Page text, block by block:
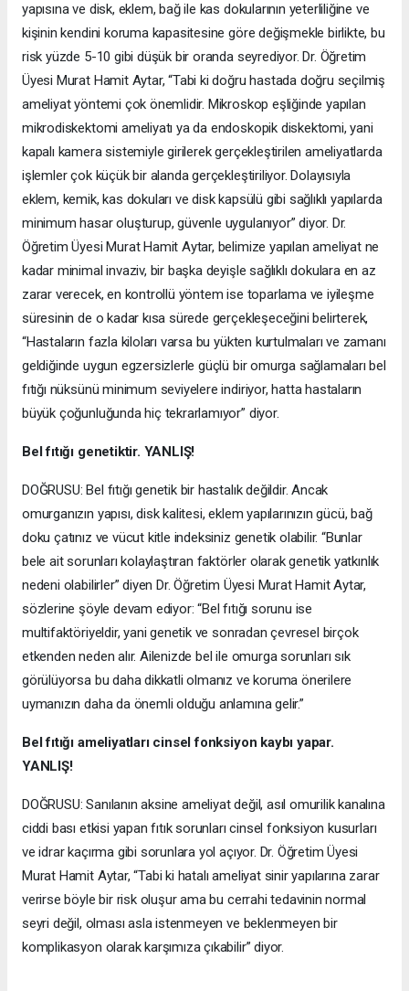
yapısına ve disk, eklem, bağ ile kas dokularının yeterliliğine ve
kişinin kendini koruma kapasitesine göre değişmekle birlikte, bu
risk yüzde 5-10 gibi düşük bir oranda seyrediyor. Dr. Öğretim
Üyesi Murat Hamit Aytar, “Tabi ki doğru hastada doğru seçilmiş
ameliyat yöntemi çok önemlidir. Mikroskop eşliğinde yapılan
mikrodiskektomi ameliyatı ya da endoskopik diskektomi, yani
kapalı kamera sistemiyle girilerek gerçekleştirilen ameliyatlarda
işlemler çok küçük bir alanda gerçekleştiriliyor. Dolayısıyla
eklem, kemik, kas dokuları ve disk kapsülü gibi sağlıklı yapılarda
minimum hasar oluşturup, güvenle uygulanıyor” diyor. Dr.
Öğretim Üyesi Murat Hamit Aytar, belimize yapılan ameliyat ne
kadar minimal invaziv, bir başka deyişle sağlıklı dokulara en az
zarar verecek, en kontrollü yöntem ise toparlama ve iyileşme
süresinin de o kadar kısa sürede gerçekleşeceğini belirterek,
“Hastaların fazla kiloları varsa bu yükten kurtulmaları ve zamanı
geldiğinde uygun egzersizlerle güçlü bir omurga sağlamaları bel
fıtığı nüksünü minimum seviyelere indiriyor, hatta hastaların
büyük çoğunluğunda hiç tekrarlamıyor” diyor.
Bel fıtığı genetiktir. YANLIŞ!
DOĞRUSU: Bel fıtığı genetik bir hastalık değildir. Ancak
omurganızın yapısı, disk kalitesi, eklem yapılarınızın gücü, bağ
doku çatınız ve vücut kitle indeksiniz genetik olabilir. “Bunlar
bele ait sorunları kolaylaştıran faktörler olarak genetik yatkınlık
nedeni olabilirler” diyen Dr. Öğretim Üyesi Murat Hamit Aytar,
sözlerine şöyle devam ediyor: “Bel fıtığı sorunu ise
multifaktöriyeldir, yani genetik ve sonradan çevresel birçok
etkenden neden alır. Ailenizde bel ile omurga sorunları sık
görülüyorsa bu daha dikkatli olmanız ve koruma önerilere
uymanızın daha da önemli olduğu anlamına gelir.”
Bel fıtığı ameliyatları cinsel fonksiyon kaybı yapar.
YANLIŞ!
DOĞRUSU: Sanılanın aksine ameliyat değil, asıl omurilik kanalına
ciddi bası etkisi yapan fıtık sorunları cinsel fonksiyon kusurları
ve idrar kaçırma gibi sorunlara yol açıyor. Dr. Öğretim Üyesi
Murat Hamit Aytar, “Tabi ki hatalı ameliyat sinir yapılarına zarar
verirse böyle bir risk oluşur ama bu cerrahi tedavinin normal
seyri değil, olması asla istenmeyen ve beklenmeyen bir
komplikasyon olarak karşımıza çıkabilir” diyor.